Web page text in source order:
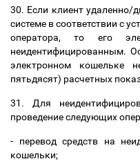
30. Если клиент удаленно/
системе в соответствии с
оператора, то его
неидентифицированным.
электронном кошельке
пятьдясят) расчетных
31. Для
проведение следующих
- перевод средств на
кошельки;